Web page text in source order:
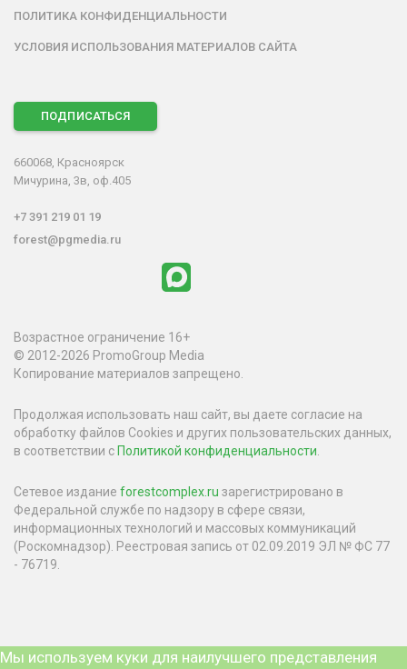
ПОЛИТИКА КОНФИДЕНЦИАЛЬНОСТИ
УСЛОВИЯ ИСПОЛЬЗОВАНИЯ МАТЕРИАЛОВ САЙТА
ПОДПИСАТЬСЯ
660068, Красноярск
Мичурина, 3в, оф.405
+7 391 219 01 19
forest@pgmedia.ru
Возрастное ограничение 16+
© 2012-2026 PromoGroup Media
Копирование материалов запрещено.
Продолжая использовать наш сайт, вы даете согласие на
обработку файлов Cookies и других пользовательских данных,
в соответствии с Политикой конфиденциальности.
Сетевое издание forestcomplex.ru зарегистрировано в
Федеральной службе по надзору в сфере связи,
информационных технологий и массовых коммуникаций
(Роскомнадзор). Реестровая запись от 02.09.2019 ЭЛ № ФС 77
- 76719.
Мы используем куки для наилучшего представления